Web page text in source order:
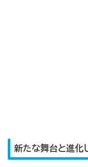
新たな舞台と進化